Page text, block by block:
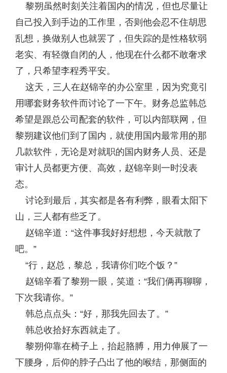
黎朔虽然时刻关注着国内的情况，但也尽量让
自己投入到手边的工作里，否则他会忍不住胡思
乱想，换做别人也就罢了，但失踪的是性格软弱
老实、有轻微自闭的人，他现在什么都不敢奢求
了，只希望李程秀平安。
这天，三人在赵锦辛的办公室里，因为究竟引
用哪套财务软件而讨论了一下午。财务总监韩总
希望是跟总公司配套的软件，可以内部联网，但
黎朔建议他们到了国内，就使用国内最常用的那
几款软件，无论是对就职的国内财务人员、还是
审计人员都更方便、高效，赵锦辛则一时没表
态。
讨论到最后，其实都是各有利弊，眼看太阳下
山，三人都有些乏了。
赵锦辛道：“这件事我好好想想，今天就散了
吧。”
“行，赵总，黎总，我请你们吃个饭？”
赵锦辛看了黎朔一眼，笑道：“我们俩再聊聊，
下次我请你。”
韩总点点头：“好，那我先回去了。”
韩总收拾好东西就走了。
黎朔仰靠在椅子上，抬起胳膊，用力伸展了一
下腰身，后仰的脖子凸出了他的喉结，那侧面的